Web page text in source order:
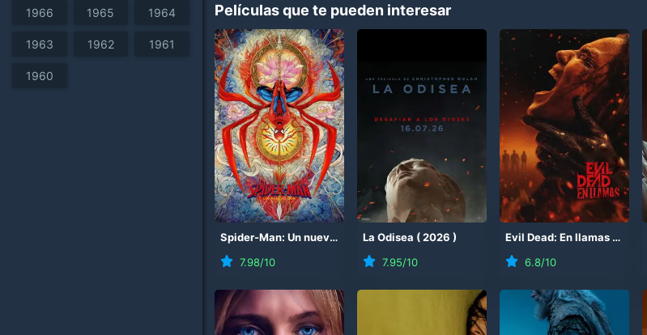
1966 1965 1964
1963 1962 1961
1960
Películas que te pueden interesar
Spider-Man: Un nuevo día (2026)
7.98/10
La Odisea (2026 )
7.95/10
Evil Dead: En llamas (2026
6.8/10